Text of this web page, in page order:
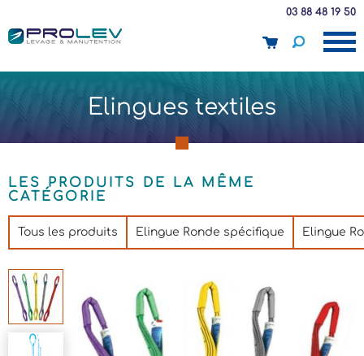
03 88 48 19 50
panier
Elingues textiles
LES PRODUITS DE LA MÊME
CATÉGORIE
Tous les produits Elingue Ronde spécifique Elingue